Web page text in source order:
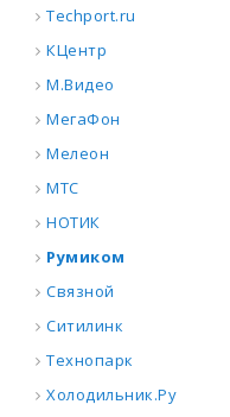
Techport.ru
КЦентр
М.Видео
МегаФон
Мелеон
МТС
НОТИК
Румиком
Связной
Ситилинк
Технопарк
Холодильник.Ру